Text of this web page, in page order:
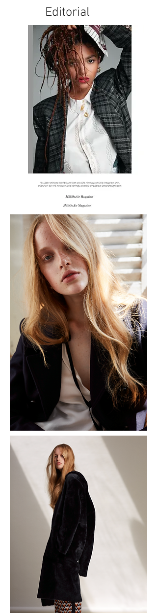
Editorial